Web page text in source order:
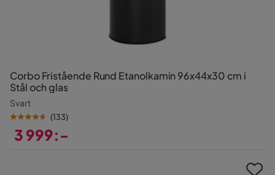
Corbo Fristående Rund Etanolkamin 96x44x30 cm i
Stål och glas
Svart
(133)
3 999:-